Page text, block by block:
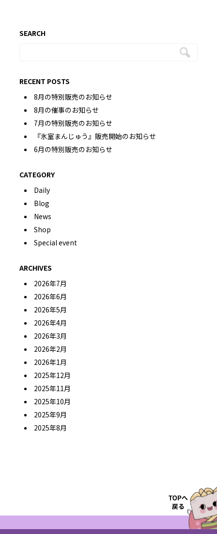
SEARCH
RECENT POSTS
8月の特別販売のお知らせ
8月の催事のお知らせ
7月の特別販売のお知らせ
『氷室まんじゅう』販売開始のお知らせ
6月の特別販売のお知らせ
CATEGORY
Daily
Blog
News
Shop
Special event
ARCHIVES
2026年7月
2026年6月
2026年5月
2026年4月
2026年3月
2026年2月
2026年1月
2025年12月
2025年11月
2025年10月
2025年9月
2025年8月